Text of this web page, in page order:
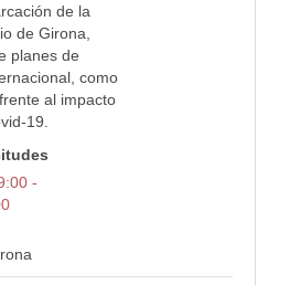
de la
de Girona,
planes de
como
al impacto
19.
-